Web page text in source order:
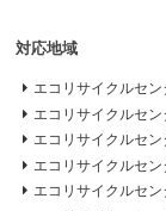
対応地域
エコリサイクルセン
エコリサイクルセ
エコリサイクルセ
エコリサイクルセン
エコリサイクルセン